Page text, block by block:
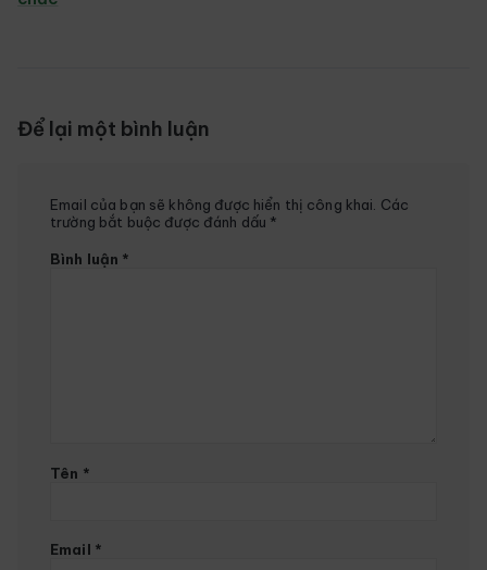
Để lại một bình luận
Email của bạn sẽ không được hiển thị công khai. Các
trường bắt buộc được đánh dấu *
Bình luận *
Tên *
Email *